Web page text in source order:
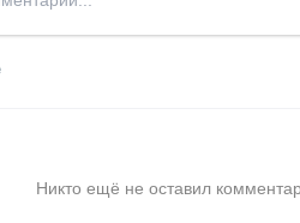
Никто ещё не оставил